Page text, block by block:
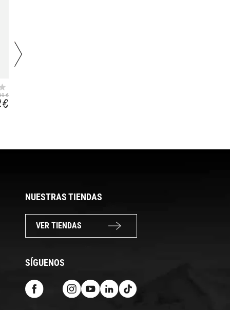
€
€
NUESTRAS TIENDAS
VER TIENDAS
SÍGUENOS